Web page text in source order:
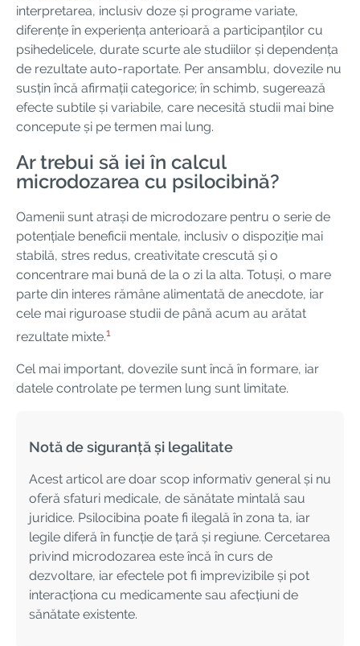
interpretarea, inclusiv doze și programe variate,
diferențe în experiența anterioară a participanților cu
psihedelicele, durate scurte ale studiilor și dependența
de rezultate auto-raportate. Per ansamblu, dovezile nu
susțin încă afirmații categorice; în schimb, sugerează
efecte subtile și variabile, care necesită studii mai bine
concepute și pe termen mai lung.
Ar trebui să iei în calcul
microdozarea cu psilocibină?
Oamenii sunt atrași de microdozare pentru o serie de
potențiale beneficii mentale, inclusiv o dispoziție mai
stabilă, stres redus, creativitate crescută și o
concentrare mai bună de la o zi la alta. Totuși, o mare
parte din interes rămâne alimentată de anecdote, iar
cele mai riguroase studii de până acum au arătat
rezultate mixte.1
Cel mai important, dovezile sunt încă în formare, iar
datele controlate pe termen lung sunt limitate.
Notă de siguranță și legalitate
Acest articol are doar scop informativ general și nu
oferă sfaturi medicale, de sănătate mintală sau
juridice. Psilocibina poate fi ilegală în zona ta, iar
legile diferă în funcție de țară și regiune. Cercetarea
privind microdozarea este încă în curs de
dezvoltare, iar efectele pot fi imprevizibile și pot
interacționa cu medicamente sau afecțiuni de
sănătate existente.